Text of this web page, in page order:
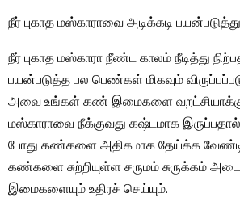
நீர் புகாத மஸ்காராவை அடிக்கடி
நீர் புகாத மஸ்காரா நீண்ட காலம் நீடித்து
பயன்படுத்த பல பெண்கள் மிகவும்
அவை உங்கள் கண் இமைகளை
மஸ்காராவை நீக்குவது கஷ்டமாக
போது கண்களை அதிகமாக தேய்க்க
கண்களை சுற்றியுள்ள சருமம் சுருக்கம்
இமைகளையும் உதிரச் செய்யும்.